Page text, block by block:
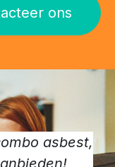
ons
asbest,